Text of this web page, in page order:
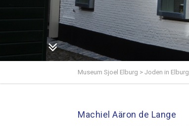
Museum Sjoel Elburg > Joden in Elburg
Machiel Aäron de Lange